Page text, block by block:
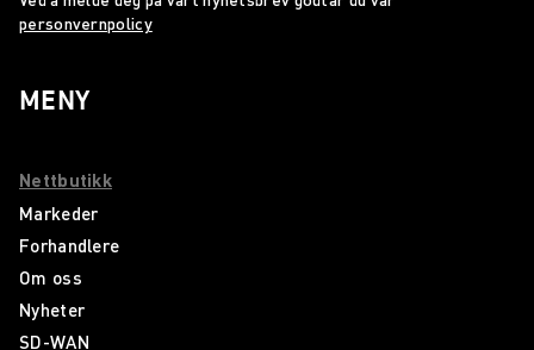
personvernpolicy
MENY
Nettbutikk
Markeder
Forhandlere
Om oss
Nyheter
SD-WAN